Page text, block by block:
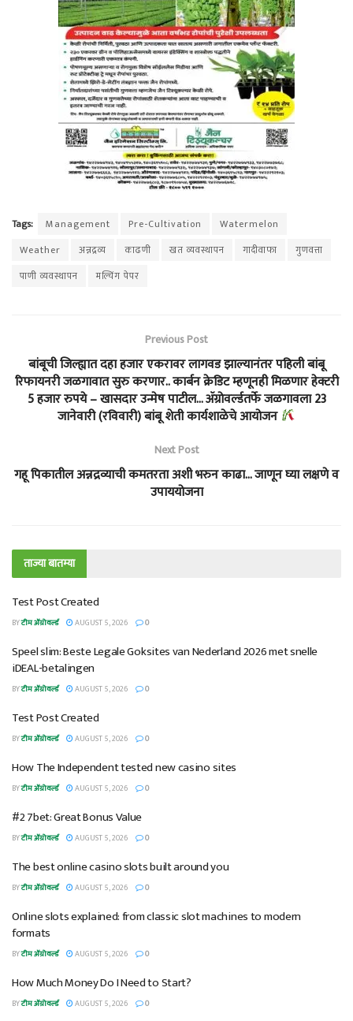
Tags: Management Pre-Cultivation
Watermelon
Weather
अन्नद्रव्य काढणी खत व्यवस्थापन गादीवाफा
गुणवत्ता
पाणी व्यवस्थापन
मल्चिंग पेपर
Previous Post
बांबूची जिल्ह्यात दहा हजार एकरावर लागवड झाल्यानंतर पहिली बांबू
रिफायनरी जळगावात सुरु करणार.. कार्बन क्रेडिट म्हणूनही मिळणार हेक्टरी
5 हजार रुपये – खासदार उन्मेष पाटील… ॲग्रोवर्ल्डतर्फे जळगावला 23
जानेवारी (रविवारी) बांबू शेती कार्यशाळेचे आयोजन
Next Post
गहू पिकातील अन्नद्रव्याची कमतरता अशी भरुन काढा… जाणून घ्या लक्षणे व
उपाययोजना
ताज्या बातम्या
Test Post Created
BYटीम ॲग्रोवर्ल्ड AUGUST 5, 2026 0
Speel slim: Beste Legale Goksites van Nederland 2026 met snelle
iDEAL-betalingen
BYटीम ॲग्रोवर्ल्ड AUGUST 5, 2026 0
Test Post Created
BYटीम ॲग्रोवर्ल्ड AUGUST 5, 2026 0
How The Independent tested new casino sites
BYटीम ॲग्रोवर्ल्ड AUGUST 5, 2026 0
#2 7bet: Great Bonus Value
BYटीम ॲग्रोवर्ल्ड AUGUST 5, 2026 0
The best online casino slots built around you
BYटीम ॲग्रोवर्ल्ड AUGUST 5, 2026 0
Online slots explained: from classic slot machines to modern
formats
BYटीम ॲग्रोवर्ल्ड AUGUST 5, 2026 0
How Much Money Do I Need to Start?
BYटीम ॲग्रोवर्ल्ड AUGUST 5, 2026 0